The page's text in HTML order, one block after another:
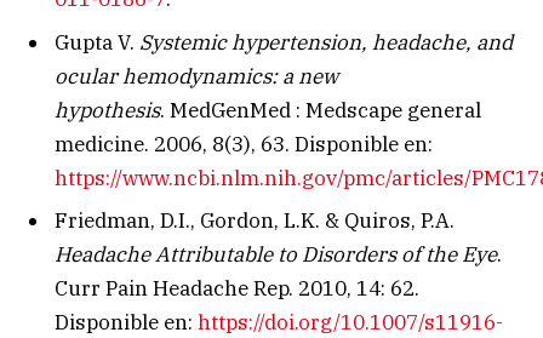
Gupta V. Systemic hypertension, headache, and
ocular hemodynamics: a new
hypothesis. MedGenMed : Medscape general
medicine. 2006, 8(3), 63. Disponible en:
https://www.ncbi.nlm.nih.gov/pmc/articles/
Friedman, D.I., Gordon, L.K. & Quiros, P.A.
Headache Attributable to Disorders of the Eye.
Curr Pain Headache Rep. 2010, 14: 62.
Disponible en: https://doi.org/10.1007/s11916-